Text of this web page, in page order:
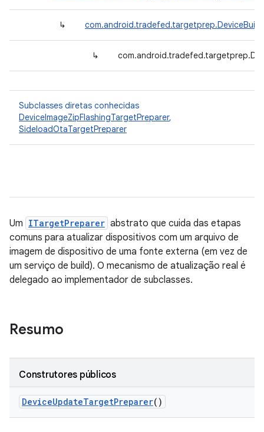
↳
↳
Subclasses diretas conhecidas
DeviceImageZipFlashingTargetPreparer,
SideloadOtaTargetPreparer
Um ITargetPreparer abstrato que cuida das etapas
comuns para atualizar dispositivos com um arquivo de
imagem de dispositivo de uma fonte externa (em vez de
um serviço de build). O mecanismo de atualização real é
delegado ao implementador de subclasses.
Resumo
Construtores públicos
DeviceUpdateTargetPreparer()